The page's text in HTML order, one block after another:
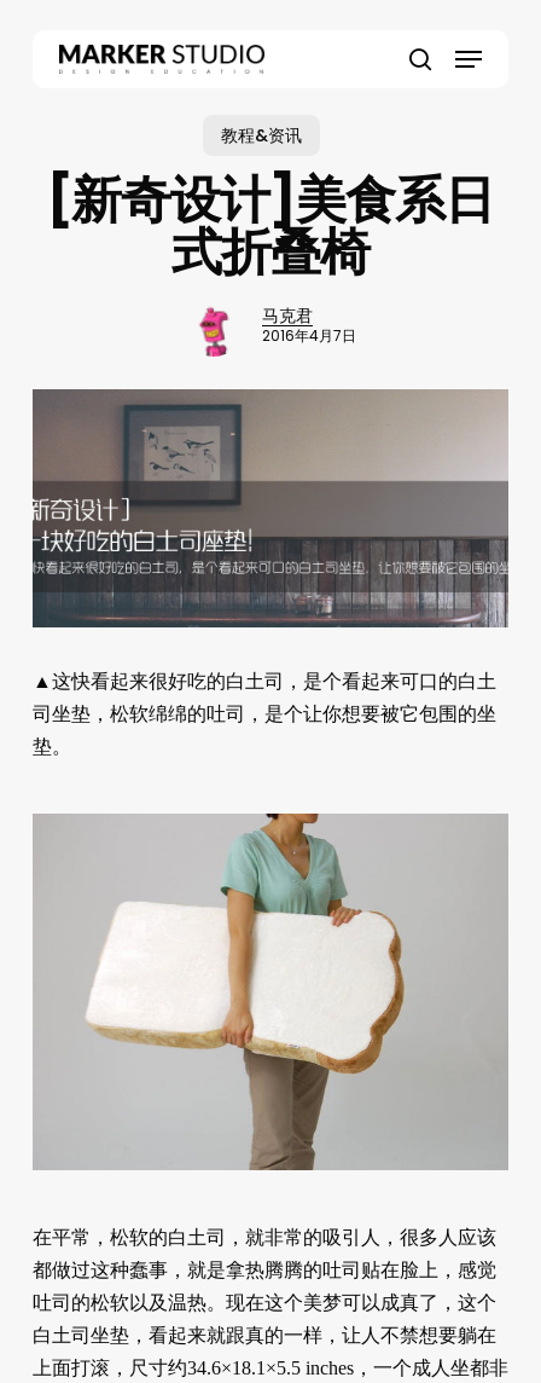
Menu
教程&资讯
[新奇设计]美食系日
式折叠椅
马克君
2016年4月7日
▲这快看起来很好吃的白土司，是个看起来可口的白土
司坐垫，松软绵绵的吐司，是个让你想要被它包围的坐
垫。
在平常，松软的白土司，就非常的吸引人，很多人应该
都做过这种蠢事，就是拿热腾腾的吐司贴在脸上，感觉
吐司的松软以及温热。现在这个美梦可以成真了，这个
白土司坐垫，看起来就跟真的一样，让人不禁想要躺在
上面打滚，尺寸约34.6×18.1×5.5 inches，一个成人坐都非